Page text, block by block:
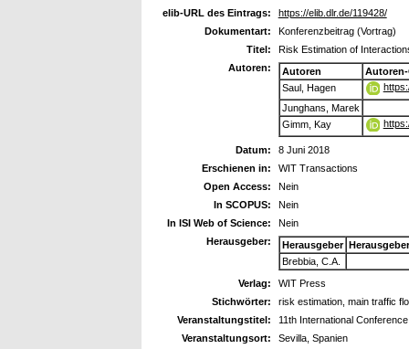
elib-URL des Eintrags:
https://elib.dlr.de/119428/
Dokumentart:
Konferenzbeitrag (Vortrag)
Titel:
Risk Estimation of
Autoren:
Autoren
Autoren-
Saul, Hagen
Junghans, Marek
Gimm, Kay
Datum:
8 Juni 2018
Erschienen in:
WIT Transactions
Open Access:
Nein
In SCOPUS:
Nein
In ISI Web of Science:
Nein
Herausgeber:
Herausgeber
Brebbia, C.A.
Verlag:
WIT Press
Stichwörter:
risk estimation, main traffic
Veranstaltungstitel:
11th International
Veranstaltungsort:
Sevilla, Spanien